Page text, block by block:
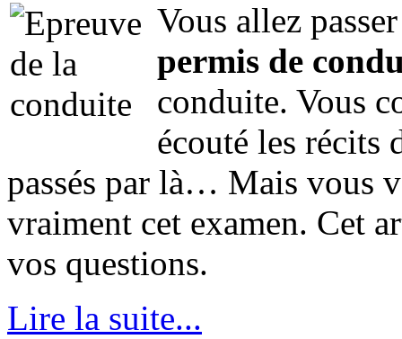
Vous allez
permis de
conduite. Vous
écouté les récits
passés par là… Mais vous
vraiment cet examen. Cet
vos questions.
Lire la suite...